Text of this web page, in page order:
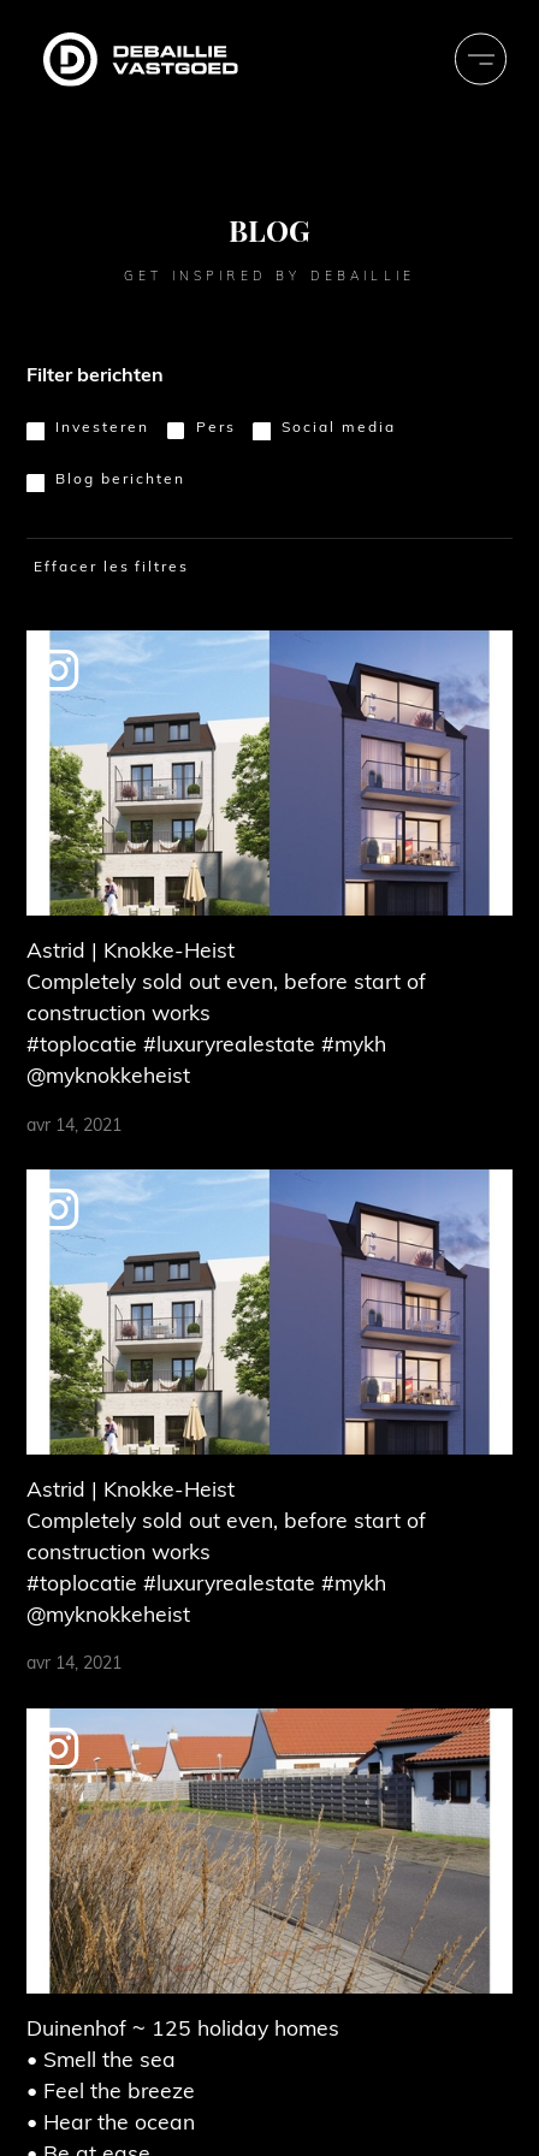
BLOG
GET INSPIRED BY DEBAILLIE
Filter berichten
Investeren Pers Social media
Blog berichten
Effacer les filtres
Astrid | Knokke-Heist
Completely sold out even, before start of
construction works
#toplocatie #luxuryrealestate #mykh
@myknokkeheist
avr 14, 2021
Astrid | Knokke-Heist
Completely sold out even, before start of
construction works
#toplocatie #luxuryrealestate #mykh
@myknokkeheist
avr 14, 2021
Duinenhof ~ 125 holiday homes
• Smell the sea
• Feel the breeze
• Hear the ocean